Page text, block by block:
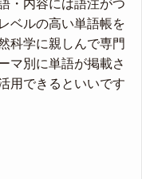
・内容には語注がつ
ベルの高い単語帳を
科学に親しんで専門
マ別に単語が掲載さ
用できるといいです